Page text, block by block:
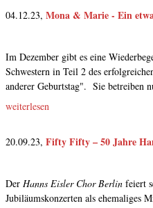
04.12.23, Mona & Marie - Ein
Im Dezember gibt es eine
Schwestern in Teil 2 des
anderer Geburtstag". Sie betreiben
weiterlesen
20.09.23, Fifty Fifty – 50 Jahre
Der Hanns Eisler Chor Berlin feiert
Jubiläumskonzerten als ehemaliges